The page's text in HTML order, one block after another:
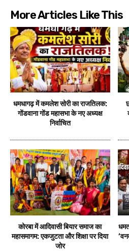
More Articles Like This
धमधागढ़ में कमलेश सोरी का राजतिलक:
गोंडवाना गोंड महासभा के नए अध्यक्ष
निर्वाचित
कोरबा में आदिवासी बियार समाज का
महासमागम: एकजुटता और शिक्षा पर दिया
जोर